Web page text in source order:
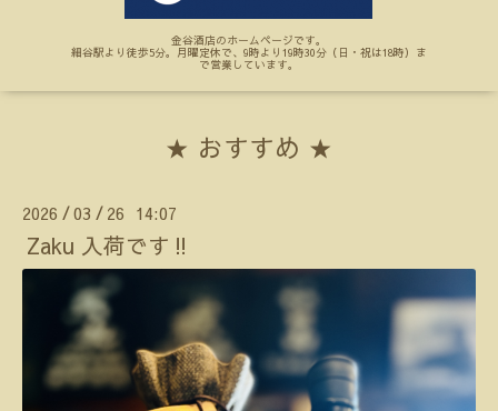
金谷酒店のホームページです。
細谷駅より徒歩5分。月曜定休で、9時より19時30分（日・祝は18時）ま
で営業しています。
★ おすすめ ★
2026 /03 / 26 14:07
Zaku 入荷です‼️